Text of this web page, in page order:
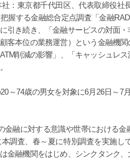
：東京都千代田区、代表取締役社
握する金融総合定点調査「金融
引き続き、「金融サービスの対面
客本位の業務運営）という金融機
削減の影響」、「キャッシュレ
～74歳の男女を対象に6月26日～7
融に対する意識や世帯における金
調査、春～夏に特別調査を実施し
金融機関をはじめ、シンクタンク